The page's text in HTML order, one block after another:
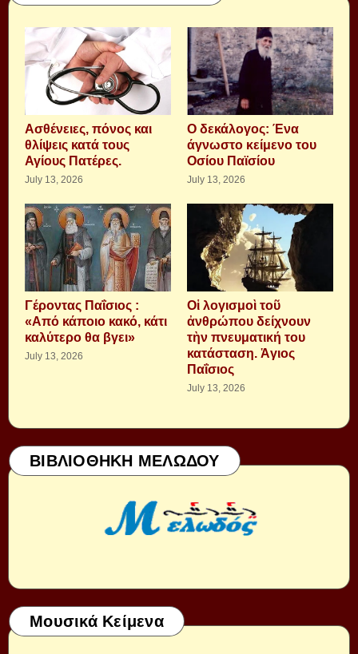
Aσθένειες, πόνος και
θλίψεις κατά τους
Αγίους Πατέρες.
July 13, 2026
Ο δεκάλογος: Ένα
άγνωστο κείμενο του
Οσίου Παϊσίου
July 13, 2026
Γέροντας Παΐσιος :
«Από κάποιο κακό, κάτι
καλύτερο θα βγει»
July 13, 2026
Οἱ λογισμοὶ τοῦ
ἀνθρώπου δείχνουν
τὴν πνευματική του
κατάσταση. Ἁγιος
Παΐσιος
July 13, 2026
ΒΙΒΛΙΟΘΗΚΗ ΜΕΛΩΔΟΥ
Μουσικά Κείμενα